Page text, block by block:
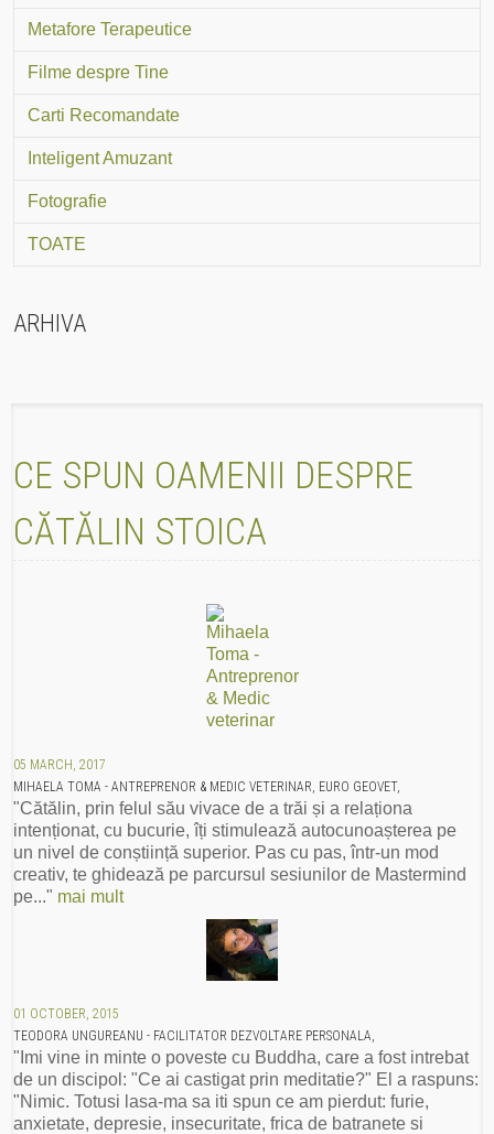
Metafore Terapeutice
Filme despre Tine
Carti Recomandate
Inteligent Amuzant
Fotografie
TOATE
ARHIVA
CE SPUN OAMENII DESPRE
CĂTĂLIN STOICA
05 MARCH, 2017
MIHAELA TOMA - ANTREPRENOR & MEDIC VETERINAR, EURO GEOVET,
"Cătălin, prin felul său vivace de a trăi și a relaționa
intenționat, cu bucurie, îți stimulează autocunoașterea pe
un nivel de conștiință superior. Pas cu pas, într-un mod
creativ, te ghidează pe parcursul sesiunilor de Mastermind
pe..." mai mult
01 OCTOBER, 2015
TEODORA UNGUREANU - FACILITATOR DEZVOLTARE PERSONALA,
"Imi vine in minte o poveste cu Buddha, care a fost intrebat
de un discipol: "Ce ai castigat prin meditatie?" El a raspuns:
"Nimic. Totusi lasa-ma sa iti spun ce am pierdut: furie,
anxietate, depresie, insecuritate, frica de batranete si